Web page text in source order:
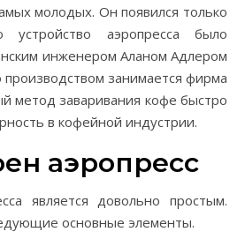
молодых. Он появился только
аэропресса было
инженером Аланом Адлером
производством занимается фирма
метод заваривания кофе быстро
в кофейной индустрии.
аэропресс
является довольно простым.
основные элементы.